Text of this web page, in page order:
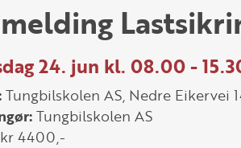
24. jun kl. 08.00 -
Tungbilskolen AS, Nedre Eikervei
Tungbilskolen AS
kr 4400,-